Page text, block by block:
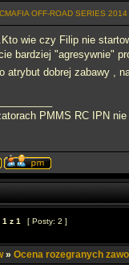
OFF-ROAD SERIES 2014
wie czy Filip nie
bardziej "agresywnie"
atrybut dobrej zabawy ,
PMMS RC IPN
1 z 1 [ Posty: 2 ]
» Ocena rozegranych